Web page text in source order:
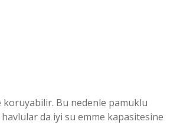
koruyabilir. Bu nedenle pamuklu
da iyi su emme kapasitesine